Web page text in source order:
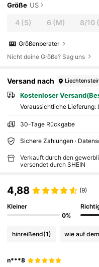
Größe US
4 (S) 6 (M) 8/10
Größenberater
Nicht deine Größe? Sag uns
Versand nach
Kostenloser
Voraussichtliche Lieferung:
30-Tage Rückgabe
Sichere Zahlungen ·
Verkauft durch den
versendet durch SHEIN
4,88 (9)
Kleiner
0%
hinreißend(1) wie auf
n***8